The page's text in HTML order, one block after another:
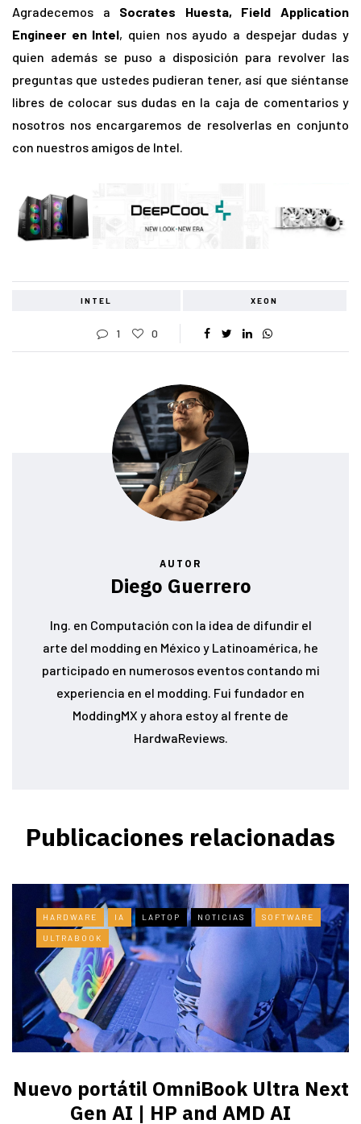
Agradecemos a Socrates Huesta, Field Application
Engineer en Intel, quien nos ayudo a despejar dudas y
quien además se puso a disposición para revolver las
preguntas que ustedes pudieran tener, así que siéntanse
libres de colocar sus dudas en la caja de comentarios y
nosotros nos encargaremos de resolverlas en conjunto
con nuestros amigos de Intel.
INTEL XEON
1 0
AUTOR
Diego Guerrero
Ing. en Computación con la idea de difundir el
arte del modding en México y Latinoamérica, he
participado en numerosos eventos contando mi
experiencia en el modding. Fui fundador en
ModdingMX y ahora estoy al frente de
HardwaReviews.
Publicaciones relacionadas
HARDWARE IA LAPTOP NOTICIAS SOFTWARE
ULTRABOOK
Nuevo portátil OmniBook Ultra ​Next
Gen AI | HP and AMD AI